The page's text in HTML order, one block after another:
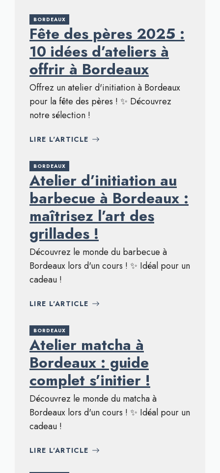
BORDEAUX
Fête des pères 2025 :
10 idées d’ateliers à
offrir à Bordeaux
Offrez un atelier d'initiation à Bordeaux
pour la fête des pères ! ✨ Découvrez
notre sélection !
LIRE L'ARTICLE
BORDEAUX
Atelier d’initiation au
barbecue à Bordeaux :
maîtrisez l’art des
grillades !
Découvrez le monde du barbecue à
Bordeaux lors d'un cours ! ✨ Idéal pour un
cadeau !
LIRE L'ARTICLE
BORDEAUX
Atelier matcha à
Bordeaux : guide
complet s’initier !
Découvrez le monde du matcha à
Bordeaux lors d'un cours ! ✨ Idéal pour un
cadeau !
LIRE L'ARTICLE